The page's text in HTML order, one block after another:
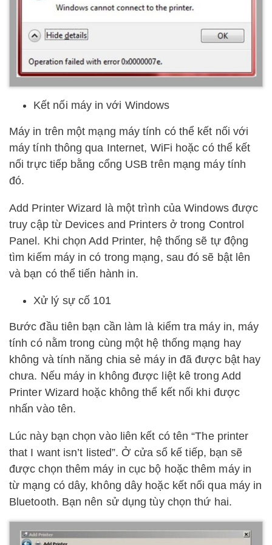
Kết nối máy in với Windows
Máy in trên một mạng máy tính có thể kết nối với
máy tính thông qua Internet, WiFi hoặc có thể kết
nối trực tiếp bằng cổng USB trên mạng máy tính
đó.
Add Printer Wizard là một trình của Windows được
truy cập từ Devices and Printers ở trong Control
Panel. Khi chọn Add Printer, hệ thống sẽ tự động
tìm kiếm máy in có trong mạng, sau đó sẽ bật lên
và bạn có thể tiến hành in.
Xử lý sự cố 101
Bước đầu tiên bạn cần làm là kiểm tra máy in, máy
tính có nằm trong cùng một hệ thống mạng hay
không và tính năng chia sẻ máy in đã được bật hay
chưa. Nếu máy in không được liệt kê trong Add
Printer Wizard hoặc không thể kết nối khi được
nhấn vào tên.
Lúc này bạn chọn vào liên kết có tên “The printer
that I want isn’t listed”. Ở cửa sổ kế tiếp, bạn sẽ
được chọn thêm máy in cục bộ hoặc thêm máy in
từ mạng có dây, không dây hoặc kết nối qua máy in
Bluetooth. Bạn nên sử dụng tùy chọn thứ hai.